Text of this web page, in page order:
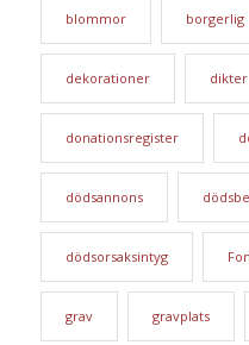
blommor borgerlig
dekorationer dikter
donationsregister
dödsannons
dödsorsaksintyg
grav gravplats